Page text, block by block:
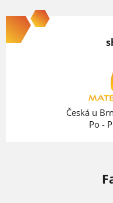
á
p
Česká u
Po -